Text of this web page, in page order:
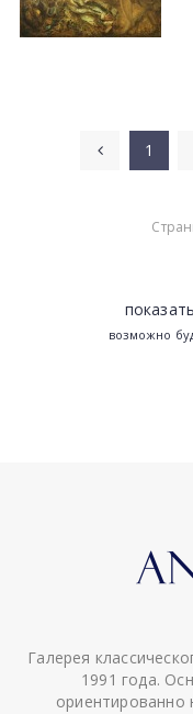
1
возможно
Галерея
1991 года.
ориентированно